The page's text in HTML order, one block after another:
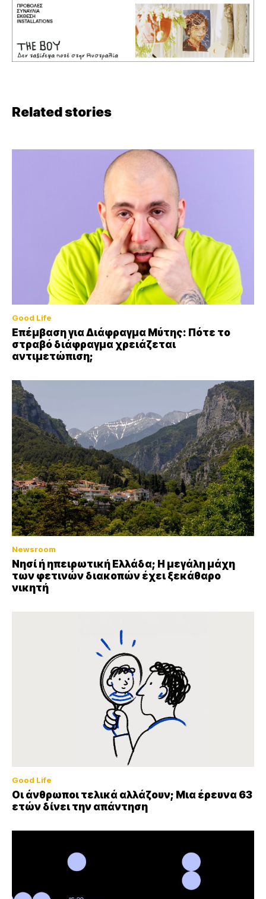
Related stories
Good Life
Επέμβαση για Διάφραγμα Μύτης: Πότε το
στραβό διάφραγμα χρειάζεται
αντιμετώπιση;
Newsroom
Νησί ή ηπειρωτική Ελλάδα; Η μεγάλη μάχη
των φετινών διακοπών έχει ξεκάθαρο
νικητή
Good Life
Οι άνθρωποι τελικά αλλάζουν; Μια έρευνα 63
ετών δίνει την απάντηση